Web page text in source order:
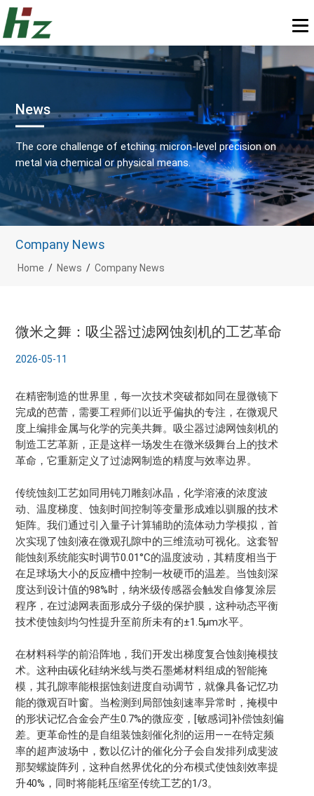
News
The core challenge of etching: micron-level precision on
metal via chemical or physical means.
Company News
Home / News / Company News
微米之舞：吸尘器过滤网蚀刻机的工艺革命
2026-05-11
在精密制造的世界里，每一次技术突破都如同在显微镜下
完成的芭蕾，需要工程师们以近乎偏执的专注，在微观尺
度上编排金属与化学的完美共舞。吸尘器过滤网蚀刻机的
制造工艺革新，正是这样一场发生在微米级舞台上的技术
革命，它重新定义了过滤网制造的精度与效率边界。
传统蚀刻工艺如同用钝刀雕刻冰晶，化学溶液的浓度波
动、温度梯度、蚀刻时间控制等变量形成难以驯服的技术
矩阵。我们通过引入量子计算辅助的流体动力学模拟，首
次实现了蚀刻液在微观孔隙中的三维流动可视化。这套智
能蚀刻系统能实时调节0.01°C的温度波动，其精度相当于
在足球场大小的反应槽中控制一枚硬币的温差。当蚀刻深
度达到设计值的98%时，纳米级传感器会触发自修复涂层
程序，在过滤网表面形成分子级的保护膜，这种动态平衡
技术使蚀刻均匀性提升至前所未有的±1.5μm水平。
在材料科学的前沿阵地，我们开发出梯度复合蚀刻掩模技
术。这种由碳化硅纳米线与类石墨烯材料组成的智能掩
模，其孔隙率能根据蚀刻进度自动调节，就像具备记忆功
能的微观百叶窗。当检测到局部蚀刻速率异常时，掩模中
的形状记忆合金会产生0.7%的微应变，[敏感词]补偿蚀刻偏
差。更革命性的是自组装蚀刻催化剂的运用——在特定频
率的超声波场中，数以亿计的催化分子会自发排列成斐波
那契螺旋阵列，这种自然界优化的分布模式使蚀刻效率提
升40%，同时将能耗压缩至传统工艺的1/3。